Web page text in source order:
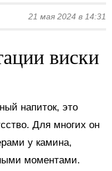
21 мая 2024 в 14:31
виски
напиток, это
Для многих он
у камина,
моментами.